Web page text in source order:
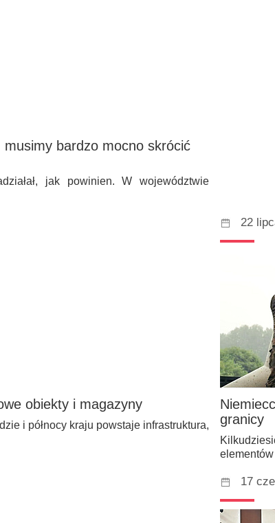
musimy bardzo mocno skrócić
jak powinien. W województwie
obiekty i magazyny
i północy kraju powstaje infrastruktura,
22
granicy
17